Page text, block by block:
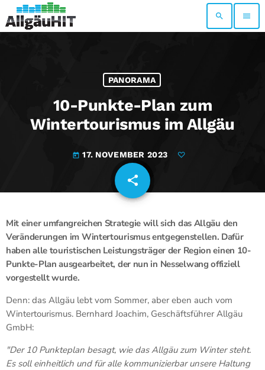
search menu
PANORAMA
10-Punkte-Plan zum
Wintertourismus im Allgäu
today 17. NOVEMBER 2023
share
email
Mit einer umfangreichen Strategie will sich das Allgäu den
Veränderungen im Wintertourismus entgegenstellen. Dafür
haben alle touristischen Leistungsträger der Region einen 10-
Punkte-Plan ausgearbeitet, der nun in Nesselwang offiziell
vorgestellt wurde.
Denn: das Allgäu lebt vom Sommer, aber eben auch vom
Wintertourismus. Bernhard Joachim, Geschäftsführer Allgäu
GmbH:
"Der 10 Punkteplan besagt, wie das Allgäu zum Winter steht.
Es soll einheitlich und für alle kommunizierbar unsere Haltung